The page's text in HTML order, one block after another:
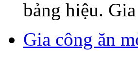
bảng hiệu.
Gia công ăn